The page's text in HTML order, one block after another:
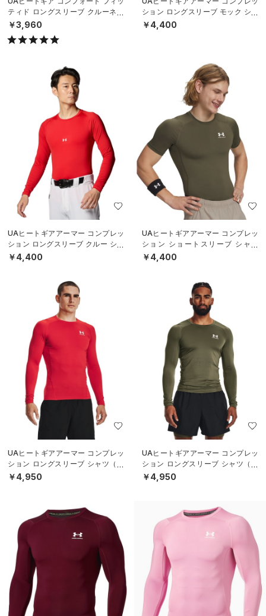
ティド ロングスリーブ クルーネッ
ク シャツ（ベースボール/MEN）
￥3,960
ション ロングスリーブ モック シャ
ツ（ベースボール/MEN）
￥4,400
UAヒートギアアーマー コンプレッ
ション ロングスリーブ クルー シャ
ツ（ベースボール/MEN）
￥4,400
UAヒートギアアーマー コンプレッ
ション ショートスリーブ シャツ
（トレーニング/MEN）
￥4,400
UAヒートギアアーマー コンプレッ
ション ロングスリーブ シャツ（ト
レーニング/MEN）
￥4,950
UAヒートギアアーマー コンプレッ
ション ロングスリーブ シャツ（ト
レーニング/MEN）
￥4,950